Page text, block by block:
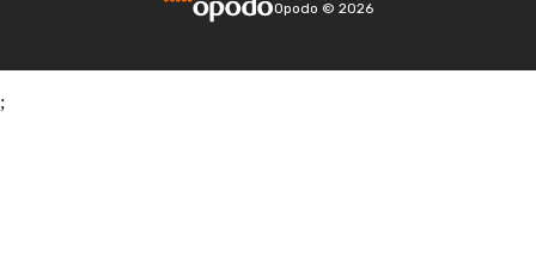
Opodo © 2026
;